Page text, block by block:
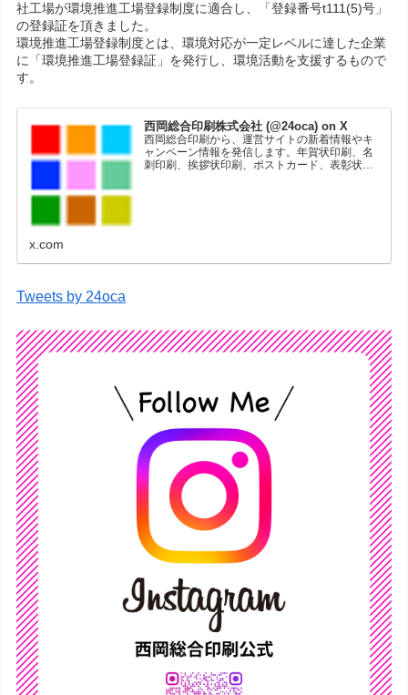
社工場が環境推進工場登録制度に適合し、「登録番号t111(5)号」
の登録証を頂きました。
環境推進工場登録制度とは、環境対応が一定レベルに達した企業
に「環境推進工場登録証」を発行し、環境活動を支援するもので
す。
西岡総合印刷株式会社 (@24oca) on X
西岡総合印刷から、運営サイトの新着情報やキ
ャンペーン情報を発信します。年賀状印刷、名
刺印刷、挨拶状印刷、ポストカード、表彰状印
x.com
Tweets by 24oca